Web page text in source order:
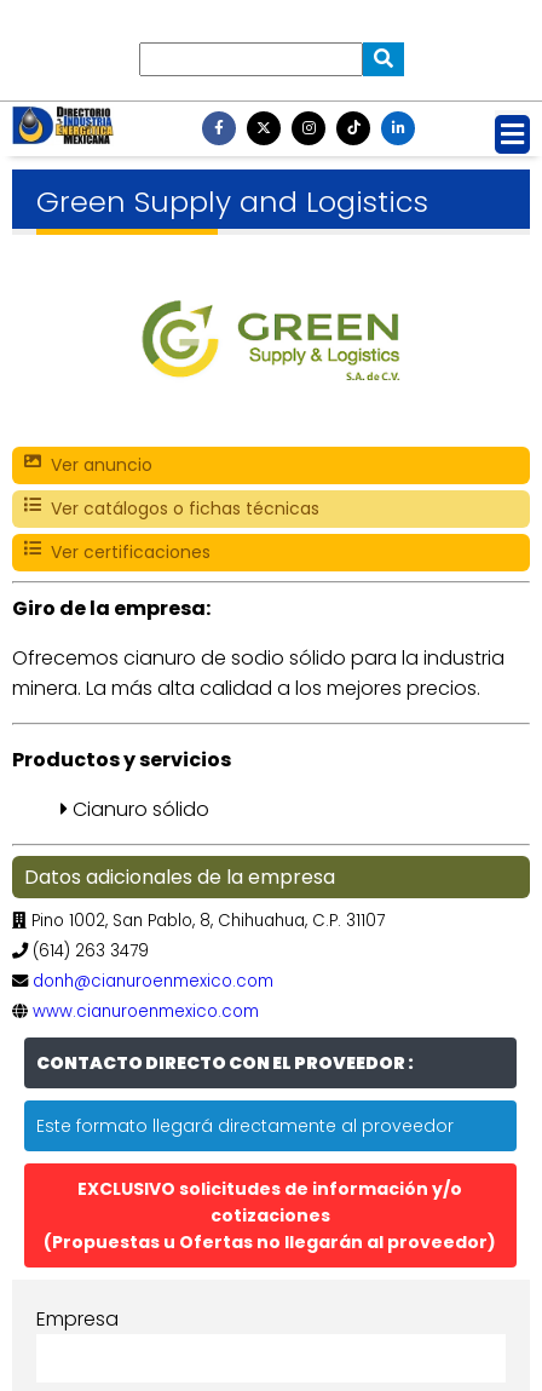
Green Supply and Logistics
Ver anuncio
Ver catálogos o fichas técnicas
Ver certificaciones
Giro de la empresa:
Ofrecemos cianuro de sodio sólido para la industria
minera. La más alta calidad a los mejores precios.
Productos y servicios
Cianuro sólido
Datos adicionales de la empresa
Pino 1002, San Pablo, 8, Chihuahua, C.P. 31107
(614) 263 3479
donh@cianuroenmexico.com
www.cianuroenmexico.com
CONTACTO DIRECTO CON EL PROVEEDOR :
Este formato llegará directamente al proveedor
EXCLUSIVO solicitudes de información y/o
cotizaciones
(Propuestas u Ofertas no llegarán al proveedor)
Empresa